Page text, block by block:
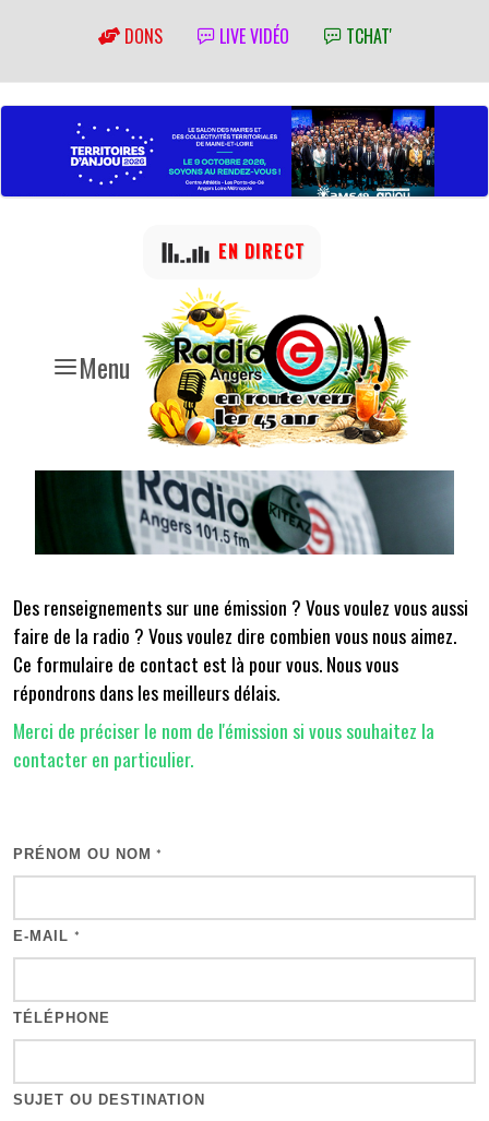
DONS LIVE VIDÉO TCHAT'
Menu
EN DIRECT
Des renseignements sur une émission ? Vous voulez vous aussi
faire de la radio ? Vous voulez dire combien vous nous aimez.
Ce formulaire de contact est là pour vous. Nous vous
répondrons dans les meilleurs délais.
Merci de préciser le nom de l'émission si vous souhaitez la
contacter en particulier.
PRÉNOM OU NOM *
E-MAIL *
TÉLÉPHONE
SUJET OU DESTINATION